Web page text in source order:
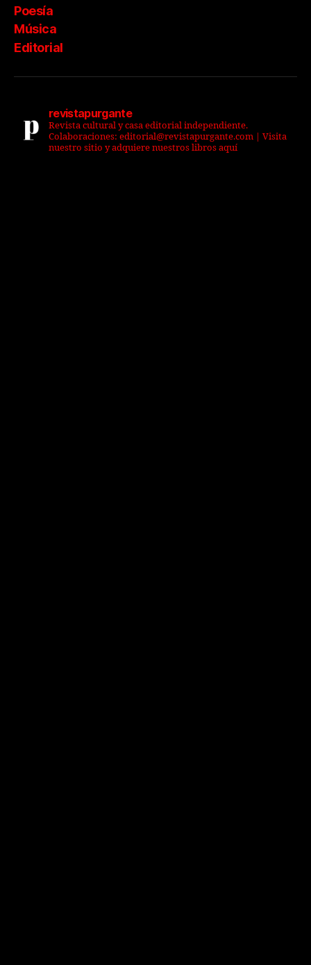
Poesía
Música
Editorial
revistapurgante
Revista cultural y casa editorial independiente.
Colaboraciones: editorial@revistapurgante.com | Visita
nuestro sitio y adquiere nuestros libros aquí